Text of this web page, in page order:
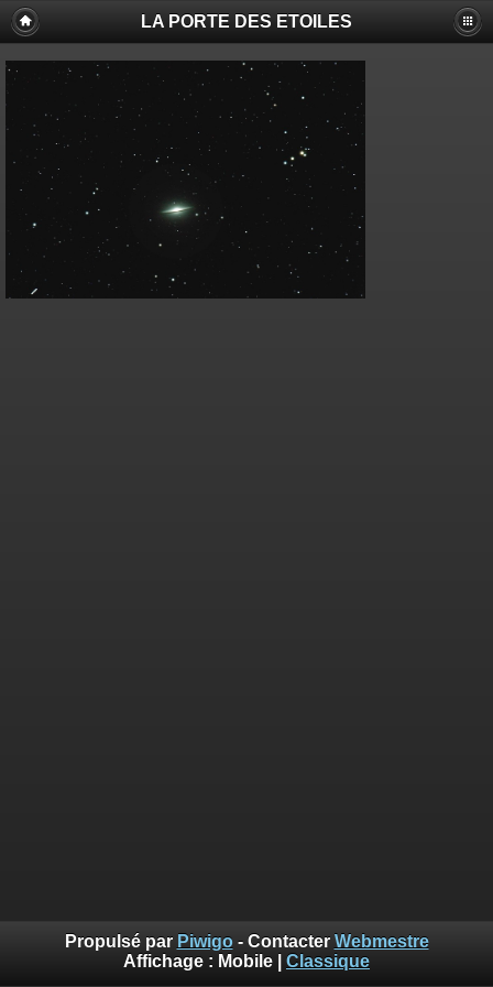
LA PORTE DES ETOILES
Propulsé par Piwigo- Contacter Webmestre
Affichage : Mobile Classique